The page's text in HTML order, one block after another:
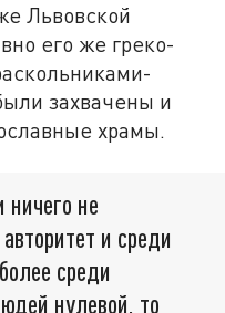
Львовской
его же греко-
захвачены и
храмы.
ничего не
и среди
среди
нулевой, то